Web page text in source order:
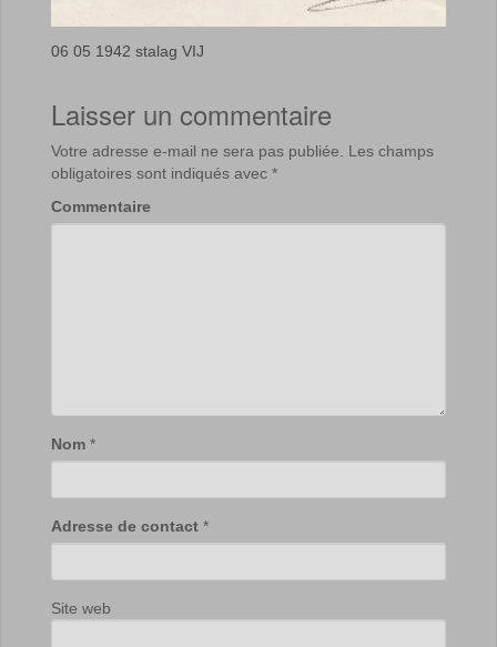
06 05 1942 stalag VIJ
Laisser un commentaire
Votre adresse e-mail ne sera pas publiée.
Les champs
obligatoires sont indiqués avec *
Commentaire
Nom *
Adresse de contact *
Site web